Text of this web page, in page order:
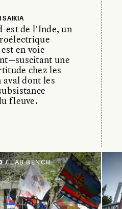
SAIKIA
est de l'Inde, un
en voie
une
chez les
dont les
fleuve.
/LAB BENCH